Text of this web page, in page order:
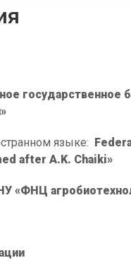
языке:
after A.K. Chaiki»
«ФНЦ